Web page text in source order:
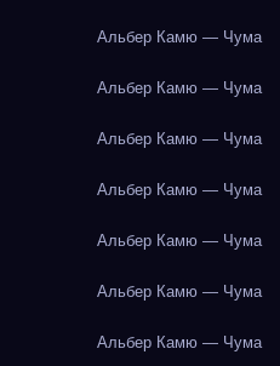
Альбер Камю — Чума
Альбер Камю — Чума
Альбер Камю — Чума
Альбер Камю — Чума
Альбер Камю — Чума
Альбер Камю — Чума
Альбер Камю — Чума